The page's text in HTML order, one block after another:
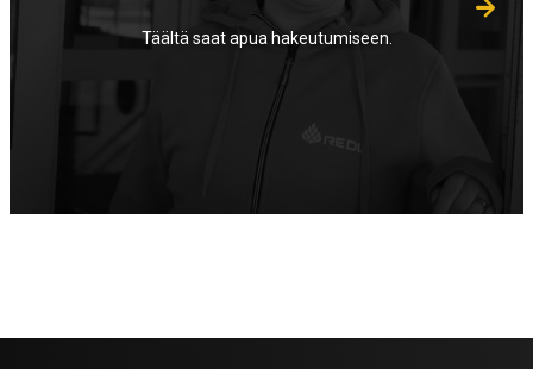
Täältä saat apua hakeutumiseen.